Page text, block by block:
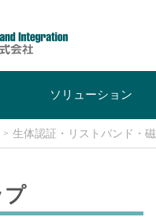
ソリューション
生体認証・リストバンド・
プ